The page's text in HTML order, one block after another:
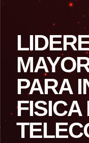
PARA
FISICA